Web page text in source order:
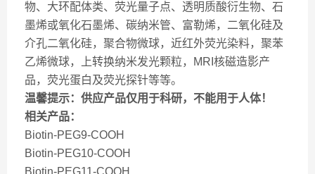
物、大环配体类、荧光量子点、透明质酸衍生物、石
墨烯或氧化石墨烯、碳纳米管、富勒烯，二氧化硅及
介孔二氧化硅，聚合物微球，近红外荧光染料，聚苯
乙烯微球，上转换纳米发光颗粒，MRI核磁造影产
品，荧光蛋白及荧光探针等等。
温馨提示：供应产品仅用于科研，不能用于人体！
相关产品：
Biotin-PEG9-COOH
Biotin-PEG10-COOH
Biotin-PEG11-COOH